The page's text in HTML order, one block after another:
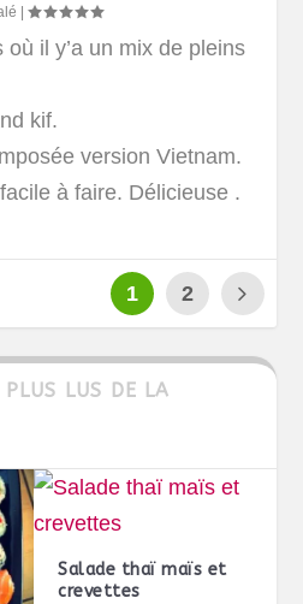
|
où il y’a un mix de pleins
kif.
version Vietnam.
à faire. Délicieuse .
1 2
PLUS LUS DE LA
Salade thaï maïs et
crevettes